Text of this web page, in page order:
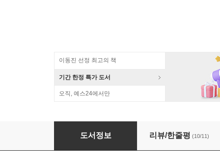
이동진 선정 최고의 책
기간 한정 특가 도서
오직, 예스24에서만
도서정보 리뷰/한줄평 (10/11)